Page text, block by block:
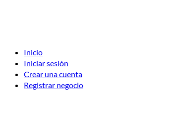
Inicio
Iniciar sesión
Crear una cuenta
Registrar negocio